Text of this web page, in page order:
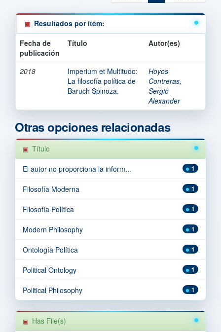
Resultados por ítem:
Fecha de
publicación
Título Autor(es)
2018
Imperium et Multitudo:
La filosofía política de
Baruch Spinoza.
Hoyos
Contreras,
Sergio
Alexander
Otras opciones relacionadas
Título
1
El autor no proporciona la inform...
1
Filosofía Moderna
1
Filosofía Política
1
Modern Philosophy
1
Ontología Política
1
Political Ontology
1
Political Philosophy
Has File(s)